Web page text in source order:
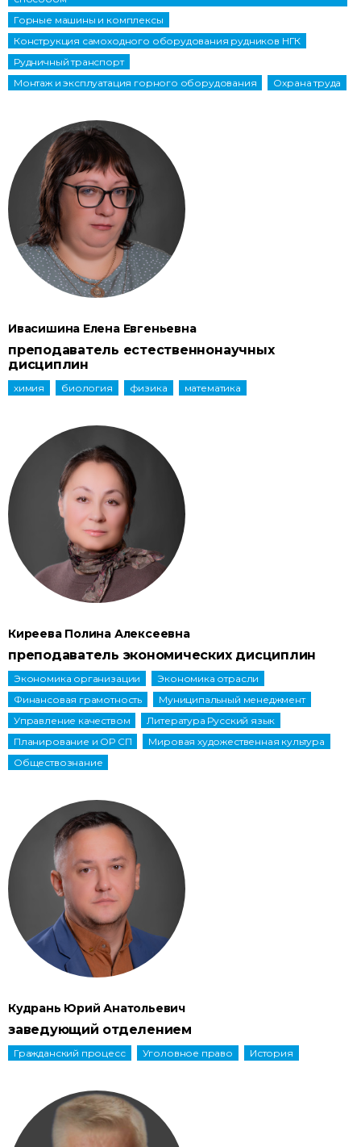
Горные машины и комплексы
Конструкция самоходного оборудования рудников НГК
Рудничный транспорт
Монтаж и эксплуатация горного оборудования
Охрана труда
Ивасишина Елена Евгеньевна
преподаватель естественнонаучных
дисциплин
химия биология физика математика
Киреева Полина Алексеевна
преподаватель экономических дисциплин
Экономика организации
Экономика отрасли
Финансовая грамотность
Муниципальный менеджмент
Управление качеством
Литература Русский язык
Планирование и ОР СП
Мировая художественная культура
Обществознание
Кудрань Юрий Анатольевич
заведующий отделением
Гражданский процесс Уголовное право История